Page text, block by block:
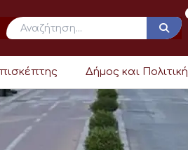
Δήμος και Πολιτική